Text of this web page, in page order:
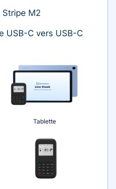
M2
USB-C vers USB-C
Tablette